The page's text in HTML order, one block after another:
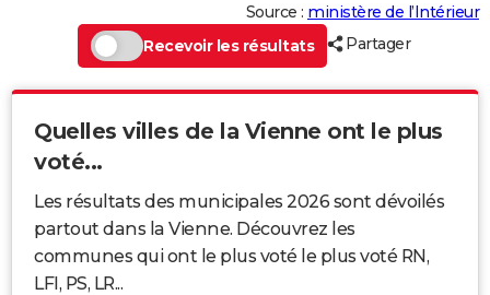
Source : ministère de l’Intérieur
Recevoir les résultats
Partager
Quelles villes de la Vienne ont le plus
voté...
Les résultats des municipales 2026 sont dévoilés
partout dans la Vienne. Découvrez les
communes qui ont le plus voté le plus voté RN,
LFI, PS, LR...